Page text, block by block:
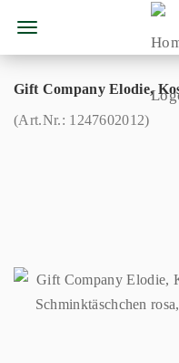
Gift Company Elodie,
(Art.Nr.: 1247602012)